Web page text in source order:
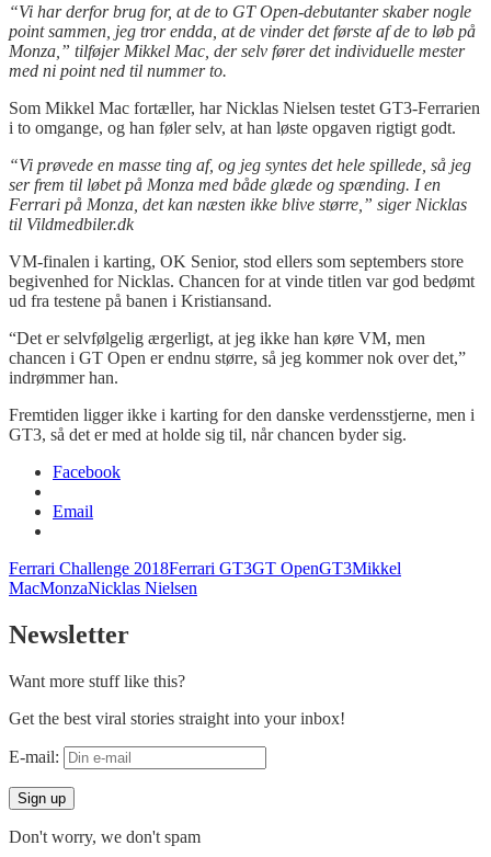
“Vi har derfor brug for, at de to GT Open-debutanter skaber nogle
point sammen, jeg tror endda, at de vinder det første af de to løb på
Monza,” tilføjer Mikkel Mac, der selv fører det individuelle mester
med ni point ned til nummer to.
Som Mikkel Mac fortæller, har Nicklas Nielsen testet GT3-Ferrarien
i to omgange, og han føler selv, at han løste opgaven rigtigt godt.
“Vi prøvede en masse ting af, og jeg syntes det hele spillede, så jeg
ser frem til løbet på Monza med både glæde og spænding. I en
Ferrari på Monza, det kan næsten ikke blive større,” siger Nicklas
til Vildmedbiler.dk
VM-finalen i karting, OK Senior, stod ellers som septembers store
begivenhed for Nicklas. Chancen for at vinde titlen var god bedømt
ud fra testene på banen i Kristiansand.
“Det er selvfølgelig ærgerligt, at jeg ikke han køre VM, men
chancen i GT Open er endnu større, så jeg kommer nok over det,”
indrømmer han.
Fremtiden ligger ikke i karting for den danske verdensstjerne, men i
GT3, så det er med at holde sig til, når chancen byder sig.
Facebook
Email
Ferrari Challenge 2018Ferrari GT3GT OpenGT3Mikkel
MacMonzaNicklas Nielsen
Newsletter
Want more stuff like this?
Get the best viral stories straight into your inbox!
E-mail:
Don't worry, we don't spam